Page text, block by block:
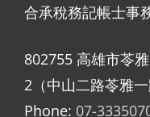
合承稅務記帳士事
802755 高雄市苓
2（中山二路苓雅
Phone: 07-